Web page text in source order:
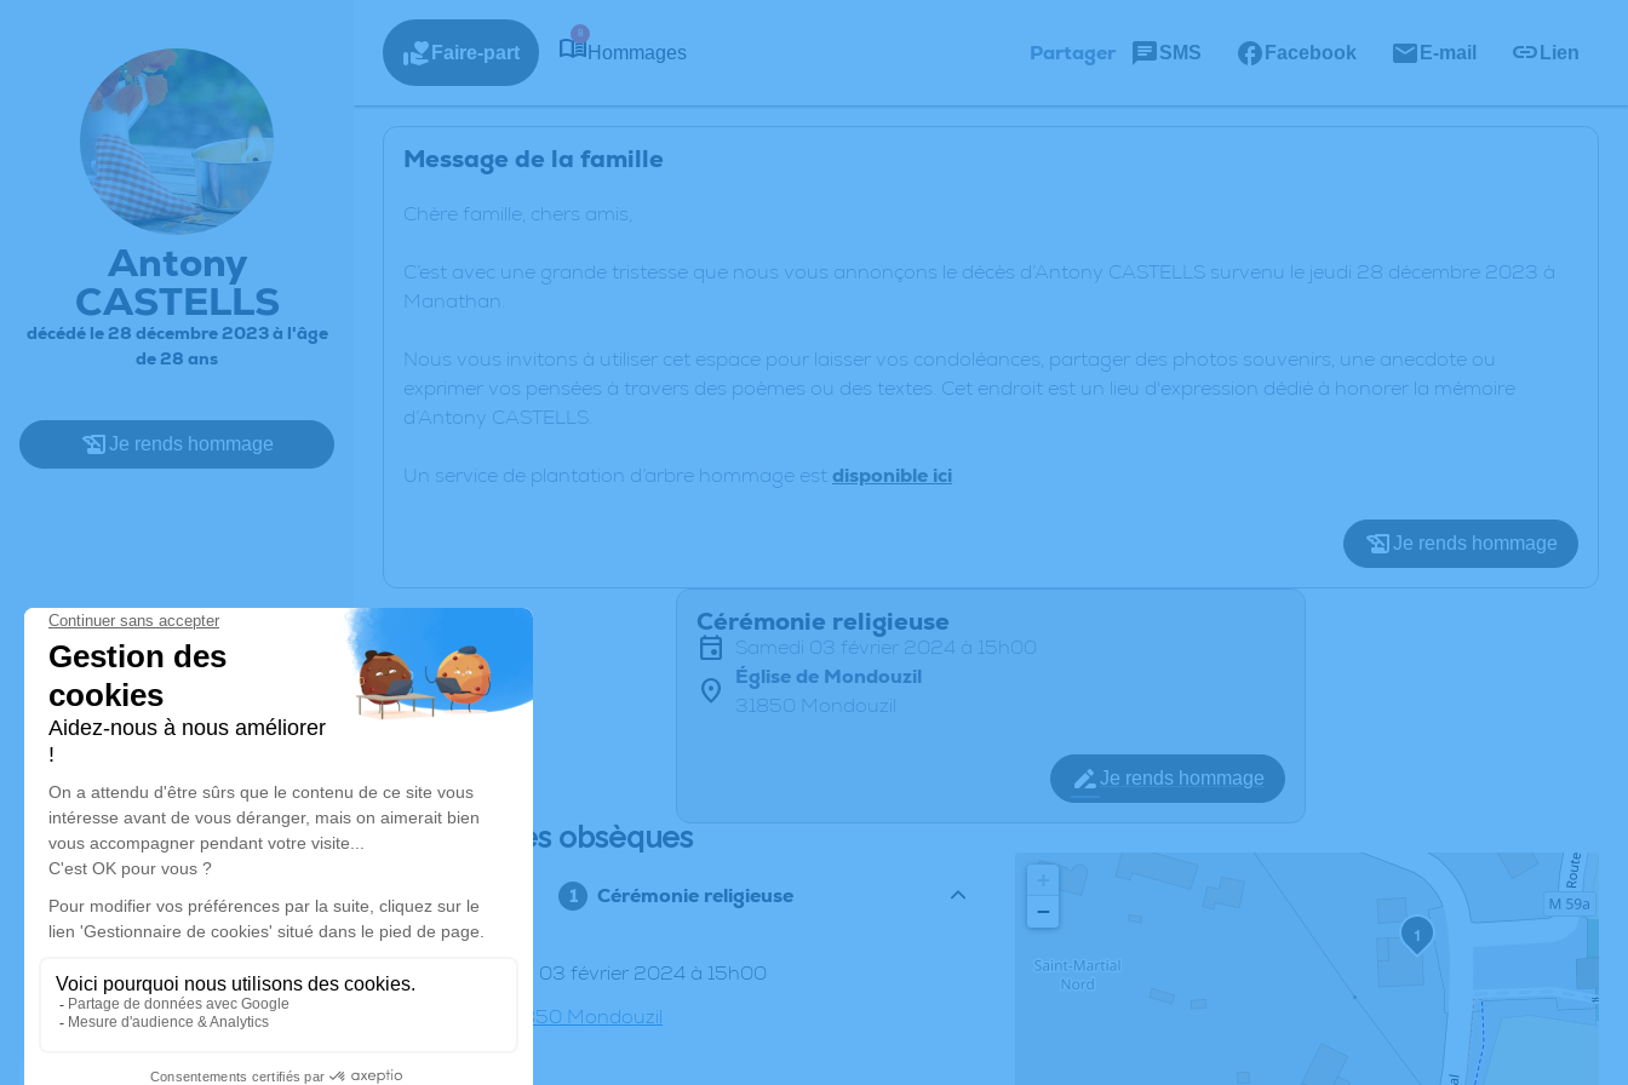
Antony
CASTELLS
décédé le 28 décembre 2023 à l'âge
de 28 ans
Je rends hommage
Faire-part
8
Hommages Partager SMS Facebook E-mail Lien
Message de la famille
Chère famille, chers amis,
C’est avec une grande tristesse que nous vous annonçons le décès d’Antony CASTELLS survenu le jeudi 28 décembre 2023 à
Manathan.
Nous vous invitons à utiliser cet espace pour laisser vos condoléances, partager des photos souvenirs, une anecdote ou
exprimer vos pensées à travers des poèmes ou des textes. Cet endroit est un lieu d'expression dédié à honorer la mémoire
d’Antony CASTELLS.
Un service de plantation d’arbre hommage est disponible ici
Je rends hommage
Cérémonie religieuse
samedi 03 février 2024 à 15h00
Église de Mondouzil
31850 Mondouzil
Je rends hommage
Déroulé des obsèques
Cérémonie religieuse
Le samedi 03 février 2024 à 15h00
Église, 31850 Mondouzil
1
−